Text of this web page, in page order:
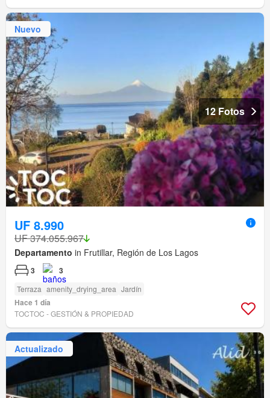
Nuevo
12 Fotos
UF 8.990
UF 374.055.967
Departamento in Frutillar, Región de Los Lagos
3 3
Terraza amenity_drying_area Jardín
Hace 1 día
TOCTOC - GESTIÓN & PROPIEDAD
Actualizado